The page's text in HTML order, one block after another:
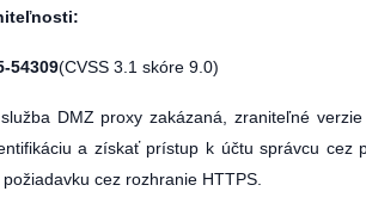
54309(CVSS 3.1 skóre 9.0)
DMZ proxy zakázaná, zraniteľné
a získať prístup k účtu správcu cez
cez rozhranie HTTPS.